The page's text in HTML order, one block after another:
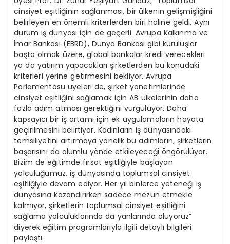
cinsiyet eşitliğinin sağlanması, bir ülkenin gelişmişliğini
belirleyen en önemli kriterlerden biri haline geldi. Aynı
durum iş dünyası için de geçerli. Avrupa Kalkınma ve
İmar Bankası (EBRD), Dünya Bankası gibi kuruluşlar
başta olmak üzere, global bankalar kredi verecekleri
ya da yatırım yapacakları şirketlerden bu konudaki
kriterleri yerine getirmesini bekliyor. Avrupa
Parlamentosu üyeleri de, şirket yönetimlerinde
cinsiyet eşitliğini sağlamak için AB ülkelerinin daha
fazla adım atması gerektiğini vurguluyor. Daha
kapsayıcı bir iş ortamı için ek uygulamaların hayata
geçirilmesini belirtiyor. Kadınların iş dünyasındaki
temsiliyetini artırmaya yönelik bu adımların, şirketlerin
başarısını da olumlu yönde etkileyeceği öngörülüyor.
Bizim de eğitimde fırsat eşitliğiyle başlayan
yolculuğumuz, iş dünyasında toplumsal cinsiyet
eşitliğiyle devam ediyor. Her yıl binlerce yeteneği iş
dünyasına kazandırırken sadece mezun etmekle
kalmıyor, şirketlerin toplumsal cinsiyet eşitliğini
sağlama yolculuklarında da yanlarında oluyoruz”
diyerek eğitim programlarıyla ilgili detaylı bilgileri
paylaştı.